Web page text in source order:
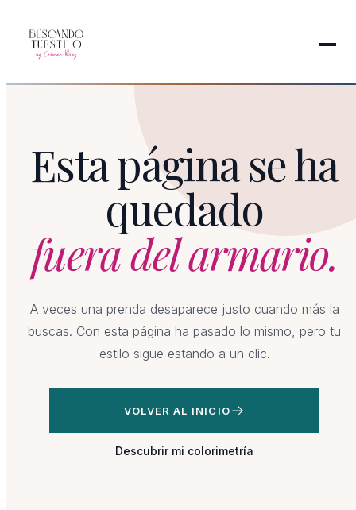
Esta página se ha
quedado
fuera del armario.
A veces una prenda desaparece justo cuando más la
buscas. Con esta página ha pasado lo mismo, pero tu
estilo sigue estando a un clic.
VOLVER AL INICIO
Descubrir mi colorimetría